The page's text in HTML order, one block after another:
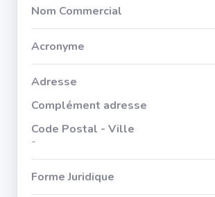
Nom Commercial
Acronyme
Adresse
Complément adresse
Code Postal - Ville
-
Forme Juridique